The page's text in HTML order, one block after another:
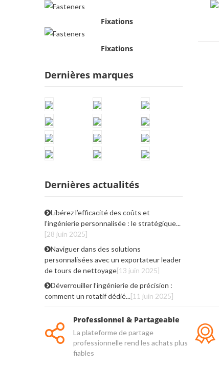
Fixations
Fixations
Dernières marques
Dernières actualités
Libérez l’efficacité des coûts et
l’ingénierie personnalisée : le stratégique...
[28 juin 2025]
Naviguer dans des solutions
personnalisées avec un exportateur leader
de tours de nettoyage[13 juin 2025]
Déverrouiller l’ingénierie de précision :
comment un rotatif dédié...[11 juin 2025]
Professionnel & Partageable
La plateforme de partage
professionnelle rend les achats plus
fiables